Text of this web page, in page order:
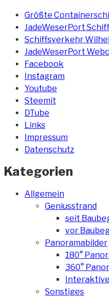
Größte
JadeWeserPort
Schiffsverkehr
JadeWeserPort
Facebook
Instagram
Youtube
Steemit
DTube
Links
Impressum
Datenschutz
Kategorien
Allgemein
Geniusstrand
seit
vor
Panoramabilder
180°
360°
Sonstiges